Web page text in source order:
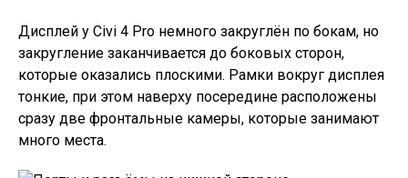
Дисплей у Civi 4 Pro немного закруглён по бокам, но
закругление заканчивается до боковых сторон,
которые оказались плоскими. Рамки вокруг дисплея
тонкие, при этом наверху посередине расположены
сразу две фронтальные камеры, которые занимают
много места.